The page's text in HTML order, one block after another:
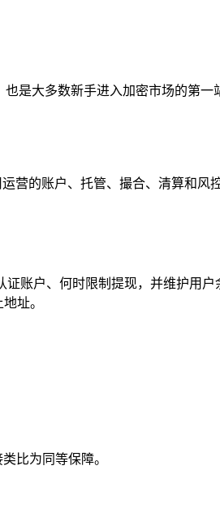
是大多数新手进入加密市场的第一
营的账户、托管、撮合、清算和风
账户、何时限制提现，并维护用户
址。
比为同等保障。